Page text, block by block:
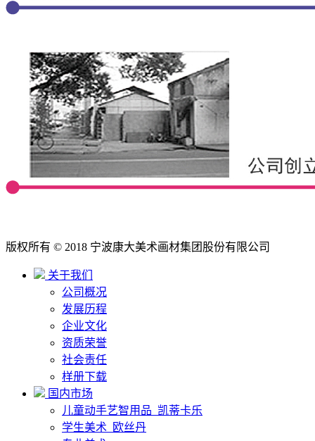
版权所有 © 2018 宁波康大美术画材集团股份有限公司
关于我们
公司概况
发展历程
企业文化
资质荣誉
社会责任
样册下载
国内市场
儿童动手艺智用品_凯蒂卡乐
学生美术_欧丝丹